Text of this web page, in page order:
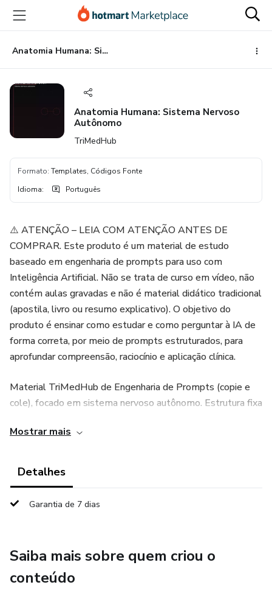
para
conteúdo
principal
para
pagamento
para
rodapé
Anatomia Humana: Sistema Nervoso Autônomo
Anatomia Humana: Sistema Nervoso
Autônomo
TriMedHub
Formato: Templates, Códigos Fonte
Idioma: Português
⚠️ ATENÇÃO – LEIA COM ATENÇÃO ANTES DE
COMPRAR. Este produto é um material de estudo
baseado em engenharia de prompts para uso com
Inteligência Artificial. Não se trata de curso em vídeo, não
contém aulas gravadas e não é material didático tradicional
(apostila, livro ou resumo explicativo). O objetivo do
produto é ensinar como estudar e como perguntar à IA de
forma correta, por meio de prompts estruturados, para
aprofundar compreensão, raciocínio e aplicação clínica.
Material TriMedHub de Engenharia de Prompts (copie e
cole), focado em sistema nervoso autônomo. Estrutura fixa
estruturais e funcionais; Aplicação clínica; Questões de
e outros.
Mostrar mais
Detalhes
Garantia de 7 dias
Saiba mais sobre quem criou o
conteúdo